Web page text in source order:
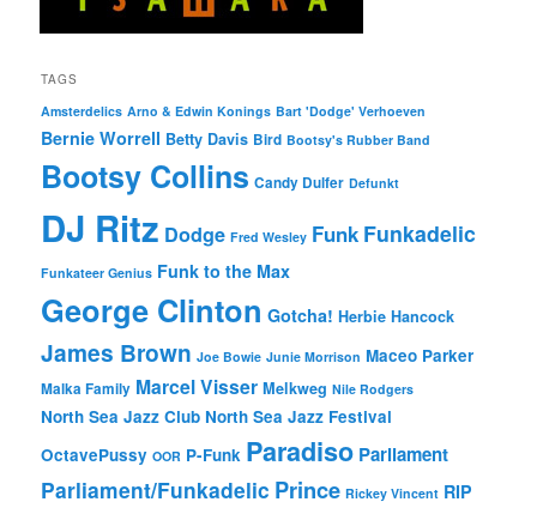
TAGS
Amsterdelics Arno & Edwin Konings Bart 'Dodge' Verhoeven
Bernie Worrell Betty Davis Bird Bootsy's Rubber Band
Bootsy Collins Candy Dulfer Defunkt
DJ Ritz Dodge Fred Wesley Funk Funkadelic
Funkateer Genius Funk to the Max
George Clinton Gotcha! Herbie Hancock
James Brown Joe Bowie Junie Morrison Maceo Parker
Malka Family Marcel Visser Melkweg Nile Rodgers
North Sea Jazz Club North Sea Jazz Festival
OctavePussy OOR P-Funk Paradiso Parliament
Parliament/Funkadelic Prince Rickey Vincent RIP